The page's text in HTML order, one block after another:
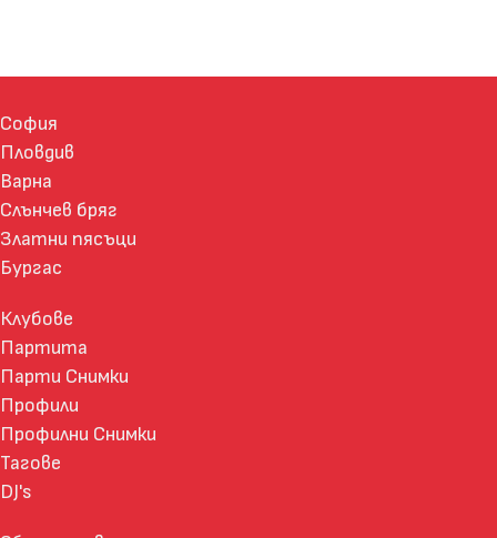
София
Пловдив
Варна
Слънчев бряг
Златни пясъци
Бургас
Клубове
Партита
Парти Снимки
Профили
Профилни Снимки
Тагове
DJ's